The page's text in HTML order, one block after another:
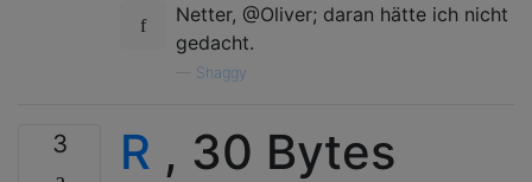
Netter, @Oliver; daran hätte ich nicht
gedacht.
Shaggy
3 R , 30 Bytes